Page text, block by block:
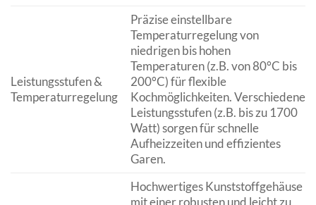
Leistungsstufen &
Temperaturregelung
Präzise einstellbare
Temperaturregelung von
niedrigen bis hohen
Temperaturen (z.B. von 80°C bis
200°C) für flexible
Kochmöglichkeiten. Verschiedene
Leistungsstufen (z.B. bis zu 1700
Watt) sorgen für schnelle
Aufheizzeiten und effizientes
Garen.
Hochwertiges Kunststoffgehäuse
mit einer robusten und leicht zu